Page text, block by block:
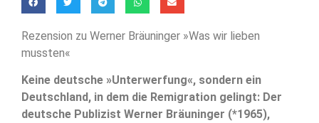
Rezension zu Werner Bräuninger »Was wir lieben
mussten«
Keine deutsche »Unterwerfung«, sondern ein
Deutschland, in dem die Remigration gelingt: Der
deutsche Publizist Werner Bräuninger (*1965),